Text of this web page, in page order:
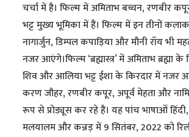
चर्चा में है। फिल्म में अमिताभ बच्चन, रणबीर
भट्ट मुख्य भूमिका में हैं। फिल्म में इन तीनों
नागार्जुन, डिम्पल कपाड़िया और मौनी रॉय भी
नजर आएंगे।फिल्म ‘ब्रह्मास्त्र’ में अमिताभ ब्रह्मा
शिव और आलिया भट्ट ईशा के किरदार में नजर
करण जौहर, रणबीर कपूर, अपूर्व मेहता और
रूप से प्रोड्यूस कर रहे हैं। यह पांच भाषाओं
मलयालम और कन्नड़ में 9 सितंबर, 2022 को